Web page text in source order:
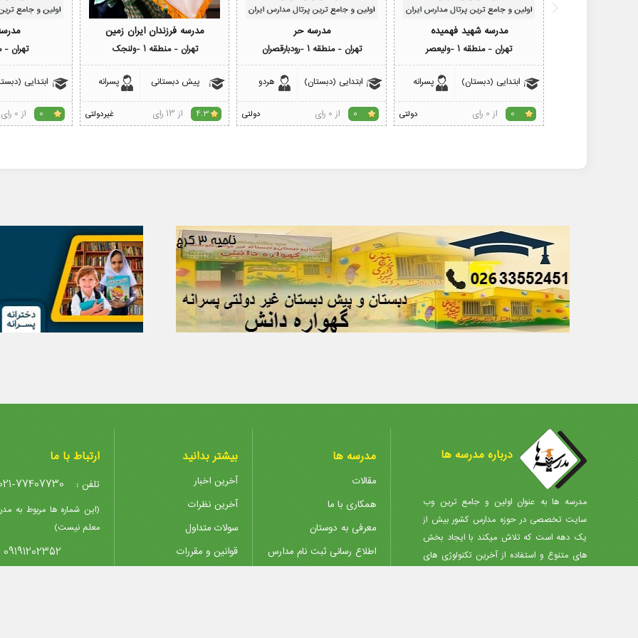
مدرسه شهید فهمیده
تهران - منطقه 1 -ولیعصر
ابتدایی (دبستان) پسرانه
دولتی 0 از 0 رای
مدرسه حر
تهران - منطقه 1 -رودبارقصران
ابتدایی (دبستان) هردو
دولتی 0 از 0 رای
مدرسه فرزندان ایران زمین
تهران - منطقه 1 -ولنجک
پیش دبستانی پسرانه
غیردولتی 4.3 از 13 رای
تهران -
ابتدایی
0 از 0 رای
درباره مدرسه ها
مدرسه ها به عنوان اولین و جامع ترین وب
سایت تخصصی در حوزه مدارس کشور بیش از
یک دهه است که تلاش میکند با ایجاد بخش
های متنوع و استفاده از آخرین تکنولوژی های
مدرسه ها
مقالات
همکاری با ما
معرفی به دوستان
اطلاع رسانی ثبت نام مدارس
بیشتر بدانید
آخرین اخبار
آخرین نظرات
سولات متداول
قوانین و مقررات
ارتباط با ما
تلفن : 77407730
(این شماره ها مربوط به
معلم نیست)
09191202352